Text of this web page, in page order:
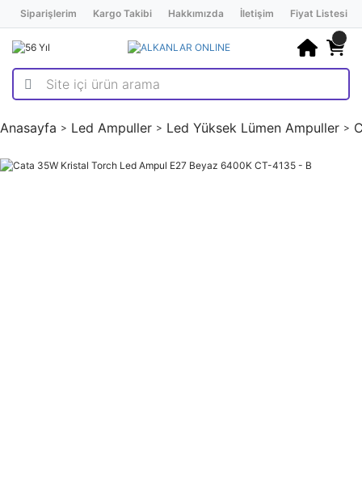
Siparişlerim Kargo Takibi Hakkımızda İletişim Fiyat Listesi
Anasayfa Led Ampuller Led Yüksek Lümen Ampuller